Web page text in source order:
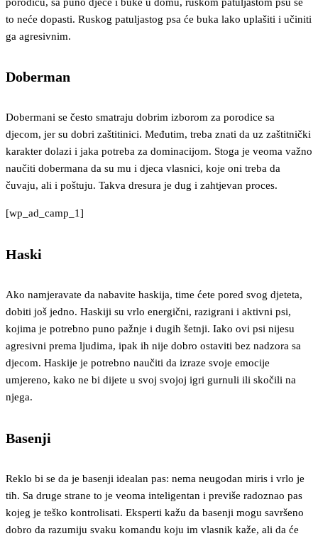
to neće dopasti. Ruskog patuljastog psa će buka lako uplašiti i učiniti
ga agresivnim.
Doberman
Dobermani se često smatraju dobrim izborom za porodice sa
djecom, jer su dobri zaštitinici. Međutim, treba znati da uz zaštitnički
karakter dolazi i jaka potreba za dominacijom. Stoga je veoma važno
naučiti dobermana da su mu i djeca vlasnici, koje oni treba da
čuvaju, ali i poštuju. Takva dresura je dug i zahtjevan proces.
[wp_ad_camp_1]
Haski
Ako namjeravate da nabavite haskija, time ćete pored svog djeteta,
dobiti još jedno. Haskiji su vrlo energični, razigrani i aktivni psi,
kojima je potrebno puno pažnje i dugih šetnji. Iako ovi psi nijesu
agresivni prema ljudima, ipak ih nije dobro ostaviti bez nadzora sa
djecom. Haskije je potrebno naučiti da izraze svoje emocije
umjereno, kako ne bi dijete u svoj svojoj igri gurnuli ili skočili na
njega.
Basenji
Reklo bi se da je basenji idealan pas: nema neugodan miris i vrlo je
tih. Sa druge strane to je veoma inteligentan i previše radoznao pas
kojeg je teško kontrolisati. Eksperti kažu da basenji mogu savršeno
dobro da razumiju svaku komandu koju im vlasnik kaže, ali da će